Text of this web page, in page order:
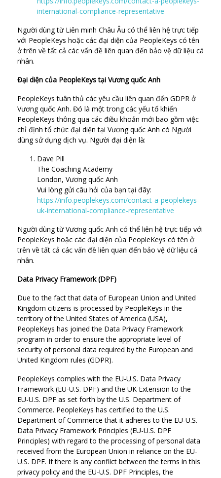
international-compliance-representative
Người dùng từ Liên minh Châu Âu có thể liên hệ trực tiếp
với PeopleKeys hoặc các đại diện của PeopleKeys có tên
ở trên về tất cả các vấn đề liên quan đến bảo vệ dữ liệu cá
nhân.
Đại diện của PeopleKeys tại Vương quốc Anh
PeopleKeys tuân thủ các yêu cầu liên quan đến GDPR ở
Vương quốc Anh. Đó là một trong các yếu tố khiến
PeopleKeys thông qua các điều khoản mới bao gồm việc
chỉ định tổ chức đại diện tại Vương quốc Anh có Người
dùng sử dụng dịch vụ. Người đại diện là:
Dave Pill
The Coaching Academy
London, Vương quốc Anh
Vui lòng gửi câu hỏi của bạn tại đây:
https://info.peoplekeys.com/contact-a-peoplekeys-
uk-international-compliance-representative
Người dùng từ Vương quốc Anh có thể liên hệ trực tiếp với
PeopleKeys hoặc các đại diện của PeopleKeys có tên ở
trên về tất cả các vấn đề liên quan đến bảo vệ dữ liệu cá
nhân.
Data Privacy Framework (DPF)
Due to the fact that data of European Union and United
Kingdom citizens is processed by PeopleKeys in the
territory of the United States of America (USA),
PeopleKeys has joined the Data Privacy Framework
program in order to ensure the appropriate level of
security of personal data required by the European and
United Kingdom rules (GDPR).
PeopleKeys complies with the EU-U.S. Data Privacy
Framework (EU-U.S. DPF) and the UK Extension to the
EU-U.S. DPF as set forth by the U.S. Department of
Commerce. PeopleKeys has certified to the U.S.
Department of Commerce that it adheres to the EU-U.S.
Data Privacy Framework Principles (EU-U.S. DPF
Principles) with regard to the processing of personal data
received from the European Union in reliance on the EU-
U.S. DPF. If there is any conflict between the terms in this
privacy policy and the EU-U.S. DPF Principles, the